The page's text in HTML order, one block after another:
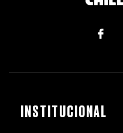
INSTITUCIONAL